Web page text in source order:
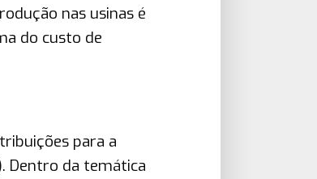
nas usinas é
do custo de
para a
Dentro da temática